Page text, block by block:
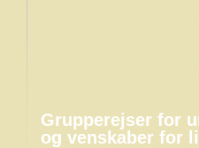
Grupperejser for
og venskaber for